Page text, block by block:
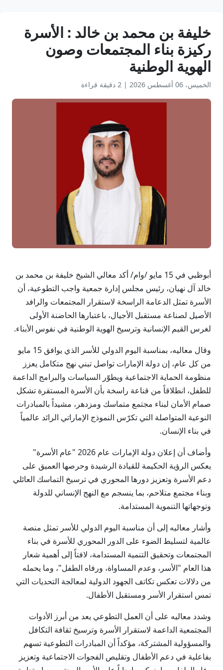
خليفة بن محمد بن خالد : الأسرة
ركيزة بناء المجتمعات وصون
الهوية الوطنية
الخميس، 06 أغسطس 2026 | 2 دقيقة قراءة
أبوظبي في 15 مايو /وام/ أكد معالي الشيخ خليفة بن محمد بن
خالد آل نهيان، رئيس مجلس إدارة جمعية واجب التطوعية، أن
الأسرة تمثل الدعامة الراسخة لاستقرار المجتمعات والرافد
الأصيل لصناعة مستقبل الأجيال، باعتبارها الحاضنة الأولى
لغرس القيم الإنسانية وترسيخ الهوية الوطنية في نفوس الأبناء.
وقال معاليه، بمناسبة اليوم الدولي للأسر الذي يوافق 15 مايو
من كل عام، إن دولة الإمارات تواصل تبني نهج متكامل يعزز
منظومة الحماية الاجتماعية ويطوّر السياسات والبرامج الداعمة
للطفل، انطلاقاً من قناعة راسخة بأن الأسرة المستقرة تشكل
صمام الأمان لبناء مجتمع متماسك ومزدهر، مشيداً بالمبادرات
النوعية المتواصلة التي تكرّس النموذج الإماراتي الرائد عالمياً
في بناء الإنسان.
وأضاف أن إعلان دولة الإمارات عام 2026 "عام الأسرة"
يعكس الرؤية الحكيمة للقيادة الرشيدة وحرصها العميق على
دعم الأسرة وتعزيز دورها المحوري في ترسيخ التماسك العائلي
وبناء مجتمع متلاحم، بما ينسجم مع النهج الإنساني للدولة
وتوجهاتها التنموية المستدامة.
وأشار معاليه إلى أن مناسبة اليوم الدولي للأسر تمثل منصة
عالمية لتسليط الضوء على الدور المحوري للأسرة في بناء
المجتمعات وتحقيق التنمية المستدامة، لافتاً إلى أهمية شعار
هذا العام "الأسر، وعدم المساواة، ورفاه الطفل"، وما يحمله
من دلالات تعكس تكاتف الجهود الدولية لمعالجة التحديات التي
تمس استقرار الأسر ومستقبل الأطفال.
وشدد معاليه على أن العمل التطوعي يعد من أبرز الأدوات
المجتمعية الداعمة لاستقرار الأسرة وترسيخ ثقافة التكافل
والمسؤولية المشتركة، مؤكداً أن المبادرات التطوعية تسهم
بفاعلية في دعم الأطفال وتقليص الفجوات الاجتماعية وتعزيز